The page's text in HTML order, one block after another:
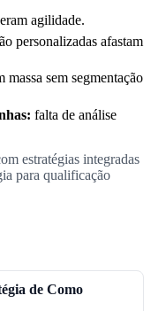
agilidade.
personalizadas afastam
massa sem segmentação
falta de análise
estratégias integradas
para qualificação
de Como